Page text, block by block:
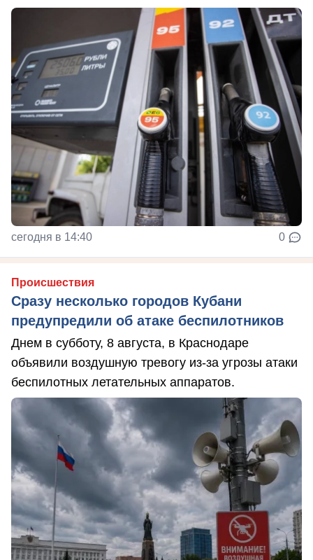
сегодня в 14:40 0
Происшествия
Сразу несколько городов Кубани
предупредили об атаке беспилотников
Днем в субботу, 8 августа, в Краснодаре
объявили воздушную тревогу из-за угрозы атаки
беспилотных летательных аппаратов.